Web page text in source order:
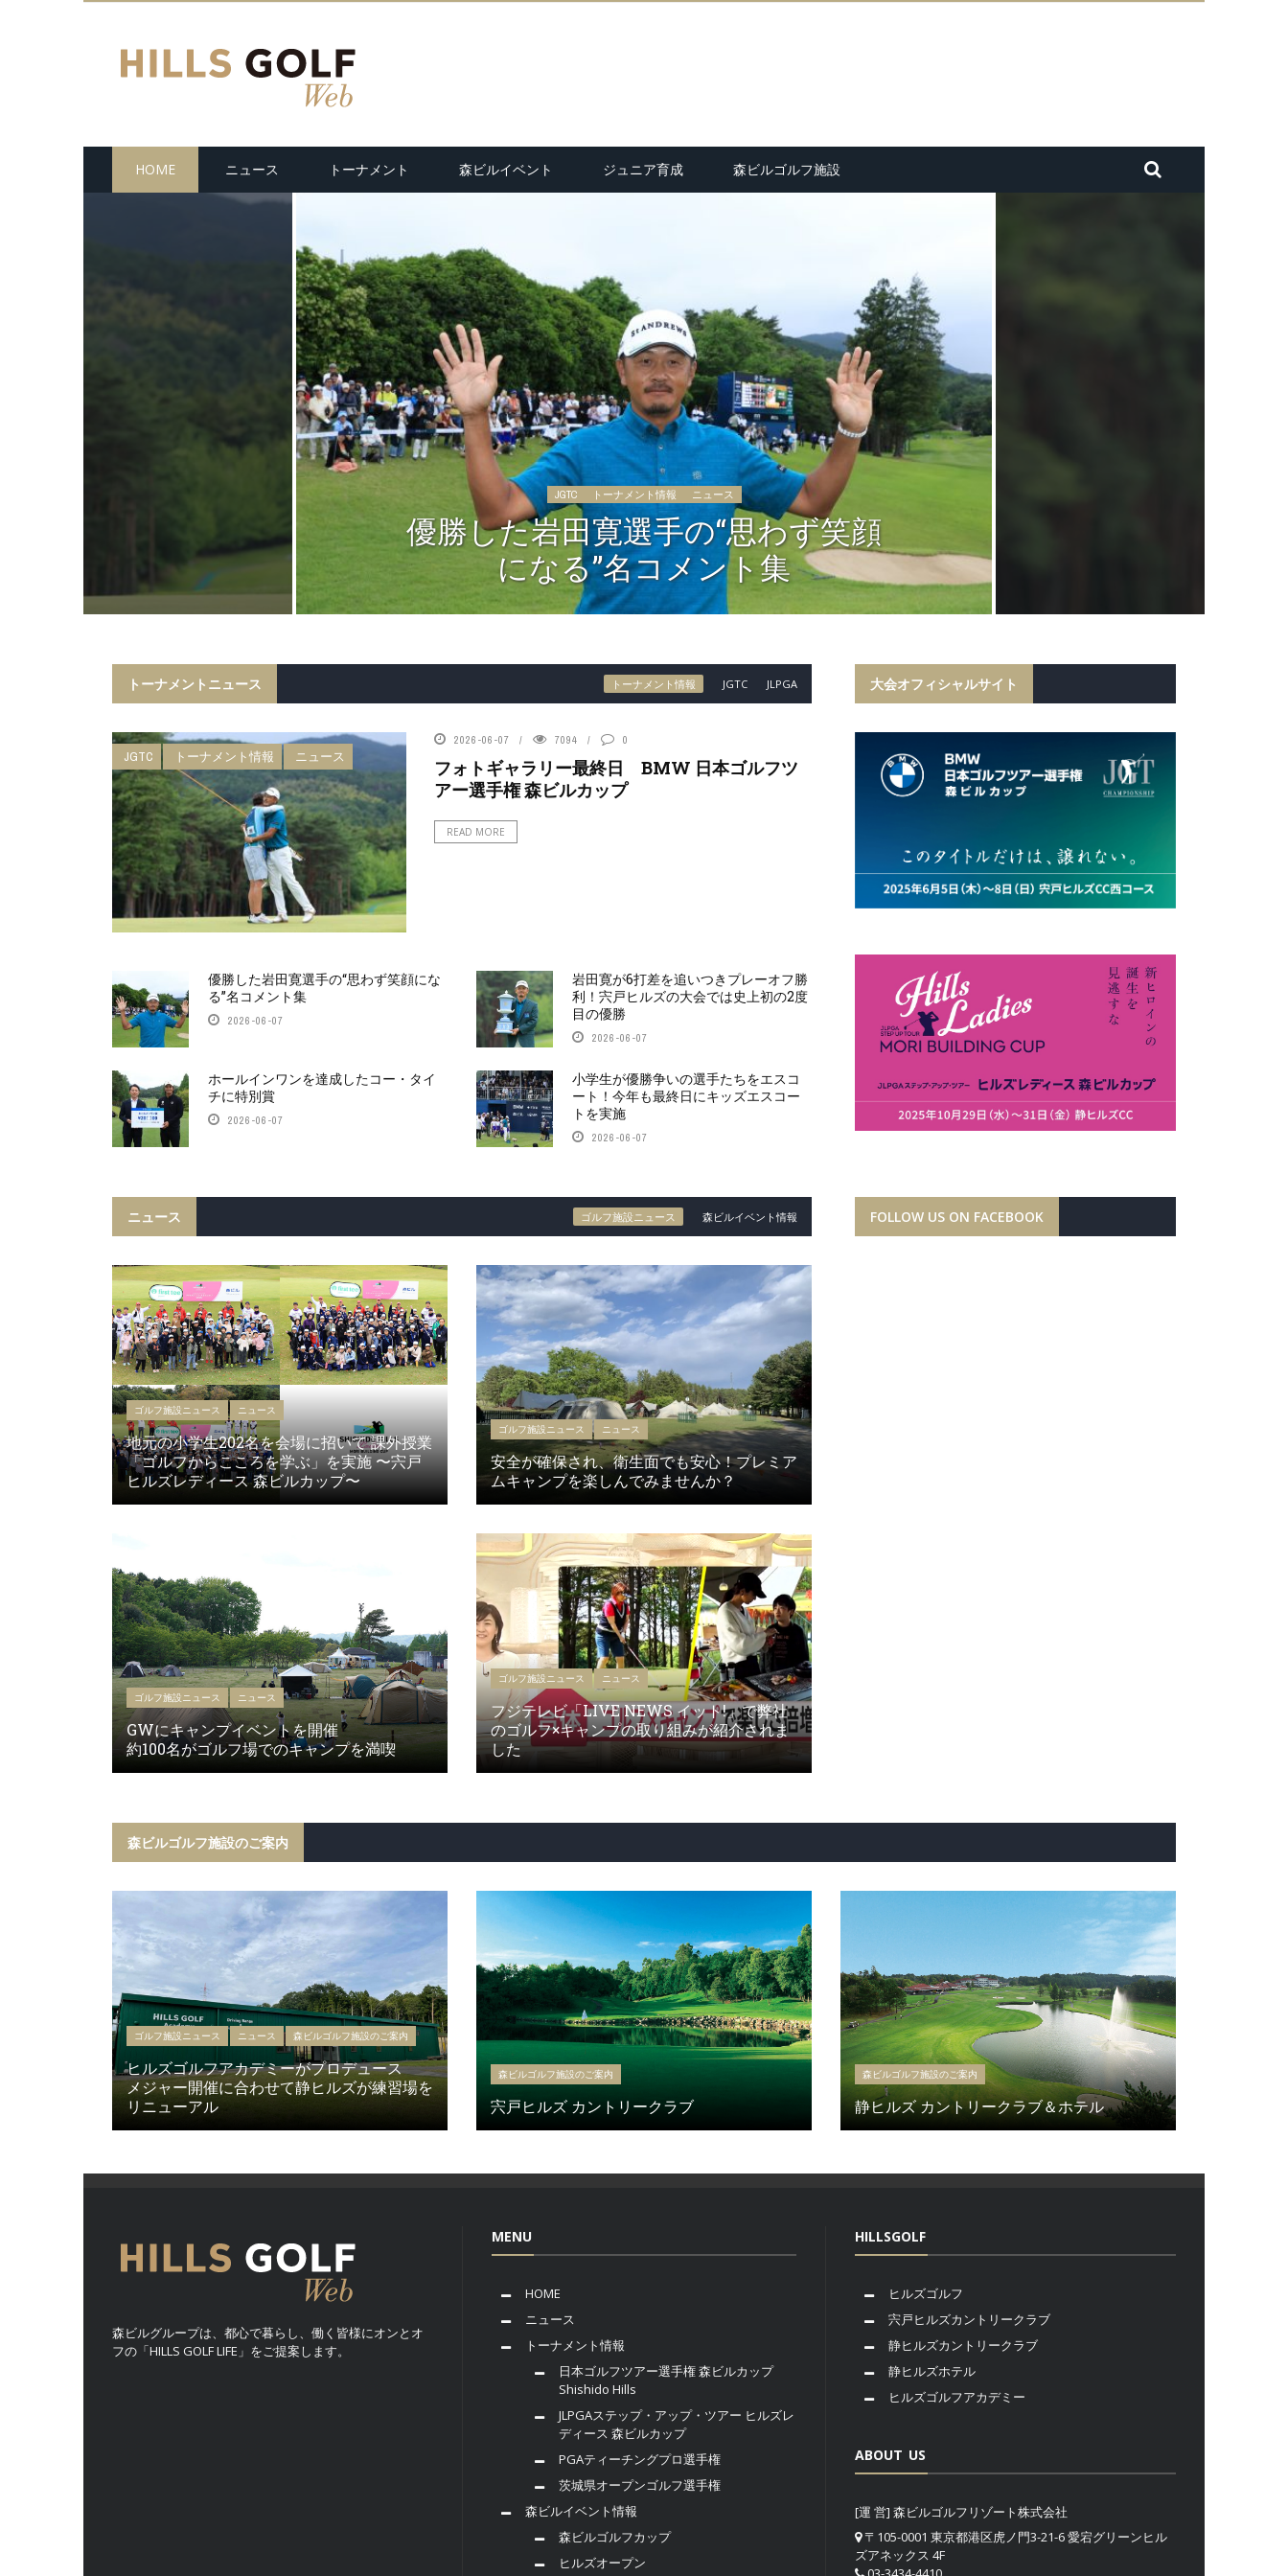
HOME ニュース トーナメント 森ビルイベント ジュニア育成 森ビルゴルフ施設
森ビルカッ
JGTC トーナメント情報 ニュース
優勝した岩田寛選手の“思わず笑顔
になる”名コメント集
トーナメントニュース トーナメント情報 JGTC JLPGA
JGTC トーナメント情報 ニュース
2026-06-07 7094 0
フォトギャラリー最終日 BMW 日本ゴルフツ
アー選手権 森ビルカップ
READ MORE
優勝した岩田寛選手の“思わず笑顔にな
る”名コメント集
2026-06-07
岩田寛が6打差を追いつきプレーオフ勝
利！宍戸ヒルズの大会では史上初の2度
目の優勝
2026-06-07
ホールインワンを達成したコー・タイ
チに特別賞
2026-06-07
小学生が優勝争いの選手たちをエスコ
ート！今年も最終日にキッズエスコー
トを実施
2026-06-07
大会オフィシャルサイト
ニュース ゴルフ施設ニュース 森ビルイベント情報
ゴルフ施設ニュース ニュース
地元の小学生202名を会場に招いて 課外授業
「ゴルフからこころを学ぶ」を実施 〜宍戸
ヒルズレディース 森ビルカップ〜
ゴルフ施設ニュース ニュース
安全が確保され、衛生面でも安心！プレミア
ムキャンプを楽しんでみませんか？
ゴルフ施設ニュース ニュース
GWにキャンプイベントを開催
約100名がゴルフ場でのキャンプを満喫
ゴルフ施設ニュース ニュース
フジテレビ「LIVE NEWS イット!」で弊社
のゴルフ×キャンプの取り組みが紹介されま
した
FOLLOW US ON FACEBOOK
森ビルゴルフ施設のご案内
ゴルフ施設ニュース ニュース 森ビルゴルフ施設のご案内
ヒルズゴルフアカデミーがプロデュース
メジャー開催に合わせて静ヒルズが練習場を
リニューアル
森ビルゴルフ施設のご案内
宍戸ヒルズ カントリークラブ
森ビルゴルフ施設のご案内
静ヒルズ カントリークラブ＆ホテル
森ビルグループは、都心で暮らし、働く皆様にオンとオ
フの「HILLS GOLF LIFE」をご提案します。
MENU
HOME
ニュース
トーナメント情報
日本ゴルフツアー選手権 森ビルカップ
Shishido Hills
JLPGAステップ・アップ・ツアー ヒルズレ
ディース 森ビルカップ
PGAティーチングプロ選手権
茨城県オープンゴルフ選手権
森ビルイベント情報
森ビルゴルフカップ
ヒルズオープン
HILLSGOLF
ヒルズゴルフ
宍戸ヒルズカントリークラブ
静ヒルズカントリークラブ
静ヒルズホテル
ヒルズゴルフアカデミー
ABOUT US
[運 営] 森ビルゴルフリゾート株式会社
〒105-0001 東京都港区虎ノ門3-21-6 愛宕グリーンヒル
ズアネックス 4F